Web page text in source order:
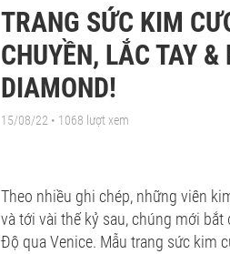
TRANG SỨC KIM
CHUYỀN, LẮC TAY
DIAMOND!
15/08/22 • 1068 lượt xem
Theo nhiều ghi chép, những viên
và tới vài thế kỷ sau, chúng mới
Độ qua Venice. Mẫu trang sức kim